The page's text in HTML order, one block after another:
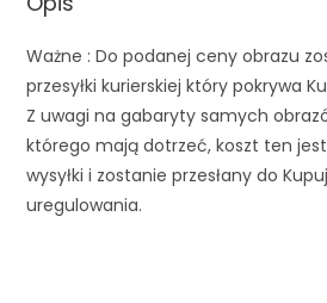
Ważne : Do podanej ceny obrazu
przesyłki kurierskiej który pokrywa
Z uwagi na gabaryty samych
którego mają dotrzeć, koszt ten
wysyłki i zostanie przesłany do
uregulowania.